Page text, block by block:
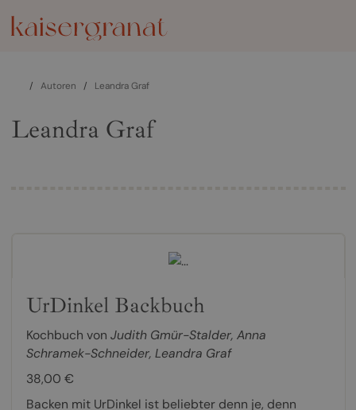
/ Autoren / Leandra Graf
Leandra Graf
UrDinkel Backbuch
Kochbuch von Judith Gmür-Stalder, Anna
Schramek-Schneider, Leandra Graf
38,00 €
Backen mit UrDinkel ist beliebter denn je, denn